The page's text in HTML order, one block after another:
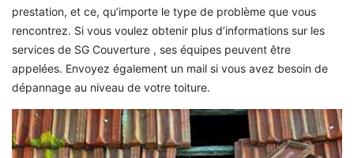
prestation, et ce, qu’importe le type de problème que vous
rencontrez. Si vous voulez obtenir plus d’informations sur les
services de SG Couverture , ses équipes peuvent être
appelées. Envoyez également un mail si vous avez besoin de
dépannage au niveau de votre toiture.